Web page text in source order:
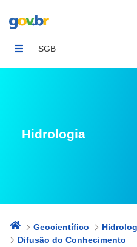
SGB
Hidrologia
Geocientífico
Difusão do Conhecimento